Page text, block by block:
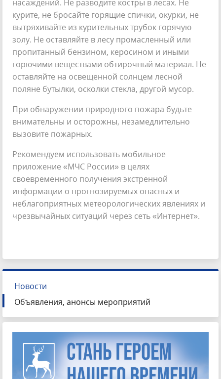
насаждений. Не разводите костры в лесах. Не
курите, не бросайте горящие спички, окурки, не
вытряхивайте из курительных трубок горячую
золу. Не оставляйте в лесу промасленный или
пропитанный бензином, керосином и иными
горючими веществами обтирочный материал. Не
оставляйте на освещенной солнцем лесной
поляне бутылки, осколки стекла, другой мусор.
При обнаружении природного пожара будьте
внимательны и осторожны, незамедлительно
вызовите пожарных.
Рекомендуем использовать мобильное
приложение «МЧС России» в целях
своевременного получения экстренной
информации о прогнозируемых опасных и
неблагоприятных метеорологических явлениях и
чрезвычайных ситуаций через сеть «Интернет».
Новости
Объявления, анонсы мероприятий